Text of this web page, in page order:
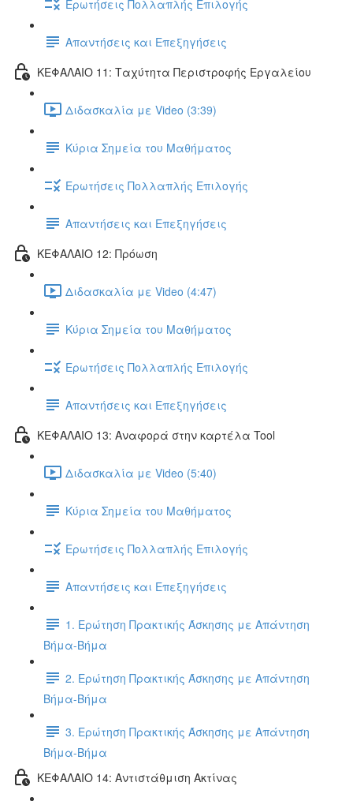
Ερωτήσεις Πολλαπλής Επιλογής
Απαντήσεις και Επεξηγήσεις
ΚΕΦΑΛΑΙΟ 11: Ταχύτητα Περιστροφής Εργαλείου
Διδασκαλία με Video (3:39)
Κύρια Σημεία του Μαθήματος
Ερωτήσεις Πολλαπλής Επιλογής
Απαντήσεις και Επεξηγήσεις
ΚΕΦΑΛΑΙΟ 12: Πρόωση
Διδασκαλία με Video (4:47)
Κύρια Σημεία του Μαθήματος
Ερωτήσεις Πολλαπλής Επιλογής
Απαντήσεις και Επεξηγήσεις
ΚΕΦΑΛΑΙΟ 13: Αναφορά στην καρτέλα Tool
Διδασκαλία με Video (5:40)
Κύρια Σημεία του Μαθήματος
Ερωτήσεις Πολλαπλής Επιλογής
Απαντήσεις και Επεξηγήσεις
1. Ερώτηση Πρακτικής Άσκησης με Απάντηση
Βήμα-Βήμα
2. Ερώτηση Πρακτικής Άσκησης με Απάντηση
Βήμα-Βήμα
3. Ερώτηση Πρακτικής Άσκησης με Απάντηση
Βήμα-Βήμα
ΚΕΦΑΛΑΙΟ 14: Αντιστάθμιση Ακτίνας